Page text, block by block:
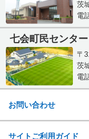
茨
電
七会町民センター
〒
茨
電
お問い合わせ
サイトご利用ガイド